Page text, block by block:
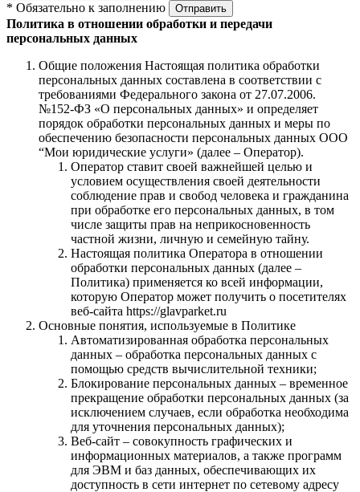
* Обязательно к заполнению Отправить
Политика в отношении обработки и передачи
персональных данных
Общие положения Настоящая политика обработки
персональных данных составлена в соответствии с
требованиями Федерального закона от 27.07.2006.
№152-ФЗ «О персональных данных» и определяет
порядок обработки персональных данных и меры по
обеспечению безопасности персональных данных ООО
“Мои юридические услуги» (далее – Оператор).
Оператор ставит своей важнейшей целью и
условием осуществления своей деятельности
соблюдение прав и свобод человека и гражданина
при обработке его персональных данных, в том
числе защиты прав на неприкосновенность
частной жизни, личную и семейную тайну.
Настоящая политика Оператора в отношении
обработки персональных данных (далее –
Политика) применяется ко всей информации,
которую Оператор может получить о посетителях
веб-сайта https://glavparket.ru
Основные понятия, используемые в Политике
Автоматизированная обработка персональных
данных – обработка персональных данных с
помощью средств вычислительной техники;
Блокирование персональных данных – временное
прекращение обработки персональных данных (за
исключением случаев, если обработка необходима
для уточнения персональных данных);
Веб-сайт – совокупность графических и
информационных материалов, а также программ
для ЭВМ и баз данных, обеспечивающих их
доступность в сети интернет по сетевому адресу